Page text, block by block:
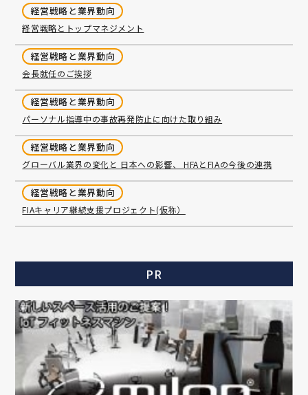
経営戦略と業界動向
経営戦略とトップマネジメント
経営戦略と業界動向
会長就任のご挨拶
経営戦略と業界動向
パーソナル指導中の事故再発防止に向けた取り組み
経営戦略と業界動向
グローバル業界の変化と 日本への影響、 HFAとFIAの今後の連携
経営戦略と業界動向
FIAキャリア継続支援プロジェクト(仮称）
PR